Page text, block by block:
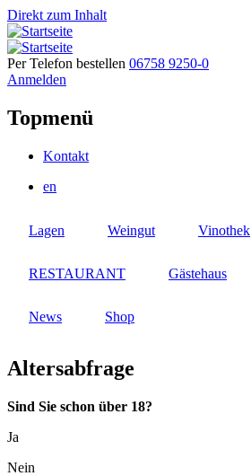
Direkt zum Inhalt
Per Telefon bestellen 06758 9250-0
Anmelden
Topmenü
Kontakt
en
Lagen Weingut Vinothek
RESTAURANT Gästehaus
News Shop
Altersabfrage
Sind Sie schon über 18?
Ja
Nein